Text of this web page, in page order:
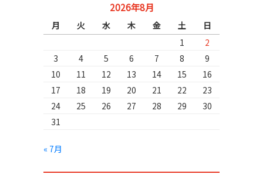
2026年8月
月 火 水 木 金 土
日
1
2
3
4 5 6 7 8
9
10
11 12 13 14 15
16
17
18 19 20 21 22
23
24
25 26 27 28 29
30
31
« 7月